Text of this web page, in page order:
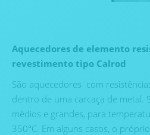
Aquecedores de elemento
revestimento tipo Calrod
São aquecedores com
dentro de uma carcaça de metal.
médios e grandes, para
350°C. Em alguns casos, o